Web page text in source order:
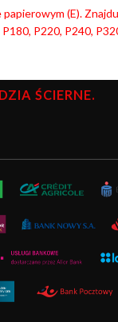
(E).
P220, P240,
ŚCIERNE.